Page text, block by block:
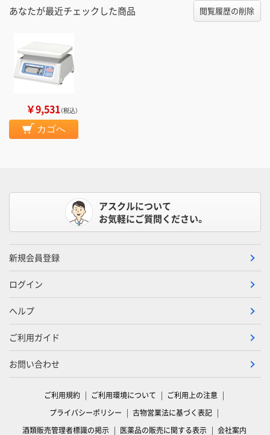
あなたが最近チェックした商品 閲覧履歴の削除
￥9,531（税込）
カゴへ
アスクルについて
お気軽にご質問ください。
新規会員登録
ログイン
ヘルプ
ご利用ガイド
お問い合わせ
ご利用規約 ご利用環境について
ご利用上の注意
プライバシーポリシー
古物営業法に基づく表記
酒類販売管理者標識の掲示
医薬品の販売に関する表示 会社案内